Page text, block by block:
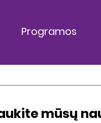
Programos
mūsų